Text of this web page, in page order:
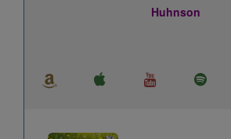
Huhnson